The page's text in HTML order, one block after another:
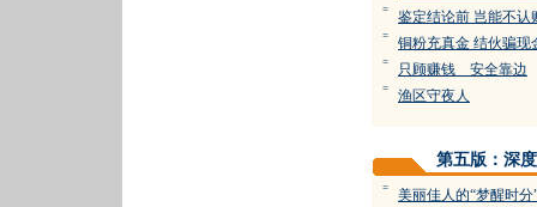
= 鉴定结论前 岂能不认
= 铜粉充真金 结伙骗现
= 只顾赚钱 安全靠边
= 渔区守夜人
第五版：深度
= 美丽佳人的“梦醒时分